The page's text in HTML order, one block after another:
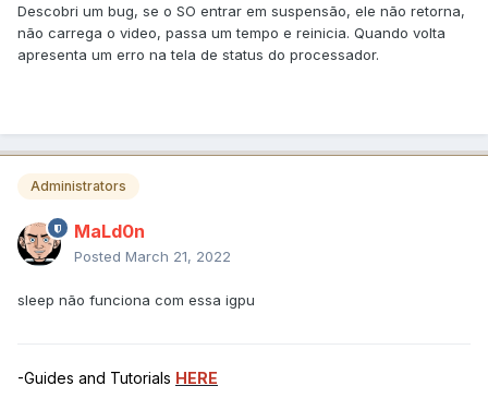
Fonte AeroCool X-350
Como estou usando o video integrado precisei colocar o -
<key>boot-args
<string>-v alcid=1 watchdog=0
agdpmod=pikera -revsbvmm -igfxvesa
corretamente precisou fazer a seguinte alteração
<dict>
Descobri um bug, se o SO entrar em suspensão, ele não retorna,
não carrega o video, passa um tempo e reinicia. Quando volta
apresenta um erro na tela de status do processador.
Administrators
MaLd0n
Posted March 21, 2022
sleep não funciona com essa igpu
-Guides and Tutorials HERE